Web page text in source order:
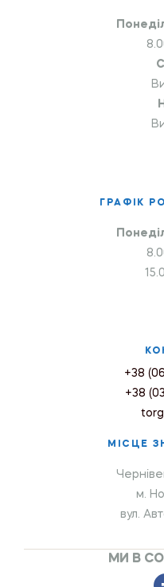
ГРАФІК
+38
+38
МІСЦЕ
м.
вул.
МИ В